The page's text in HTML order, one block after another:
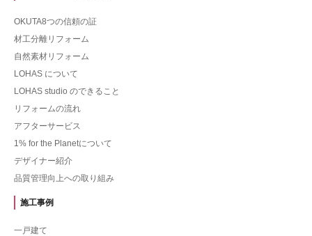
OKUTA8つの信頼の証
材工分離リフォーム
自然素材リフォーム
LOHAS について
LOHAS studio のできること
リフォームの流れ
アフターサービス
1% for the Planetについて
デザイナー紹介
品質管理向上への取り組み
施工事例
一戸建て